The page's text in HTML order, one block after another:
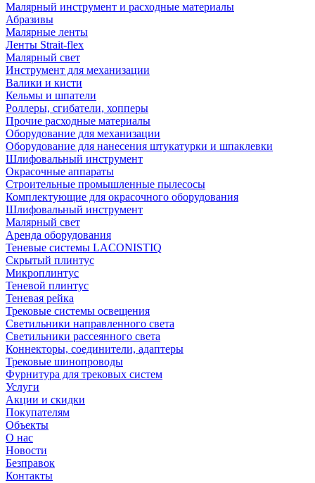
Малярный инструмент и расходные материалы
Абразивы
Малярные ленты
Ленты Strait-flex
Малярный свет
Инструмент для механизации
Валики и кисти
Кельмы и шпатели
Роллеры, сгибатели, хопперы
Прочие расходные материалы
Оборудование для механизации
Оборудование для нанесения штукатурки и шпаклевки
Шлифовальный инструмент
Окрасочные аппараты
Строительные промышленные пылесосы
Комплектующие для окрасочного оборудования
Шлифовальный инструмент
Малярный свет
Аренда оборудования
Теневые системы LACONISTIQ
Скрытый плинтус
Микроплинтус
Теневой плинтус
Теневая рейка
Трековые системы освещения
Светильники направленного света
Светильники рассеянного света
Коннекторы, соединители, адаптеры
Трековые шинопроводы
Фурнитура для трековых систем
Услуги
Акции и скидки
Покупателям
Объекты
О нас
Новости
Безправок
Контакты